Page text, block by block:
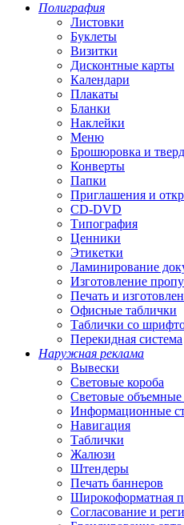
Полиграфия
Листовки
Буклеты
Визитки
Дисконтные карты
Календари
Плакаты
Бланки
Наклейки
Меню
Брошюровка и
Конверты
Папки
Приглашения и
CD-DVD
Типография
Ценники
Этикетки
Ламинирование
Изготовление
Печать и
Офисные таблички
Таблички со
Перекидная система
Наружная реклама
Вывески
Световые короба
Световые
Информационные
Навигация
Таблички
Жалюзи
Штендеры
Печать баннеров
Широкоформатная
Согласование и